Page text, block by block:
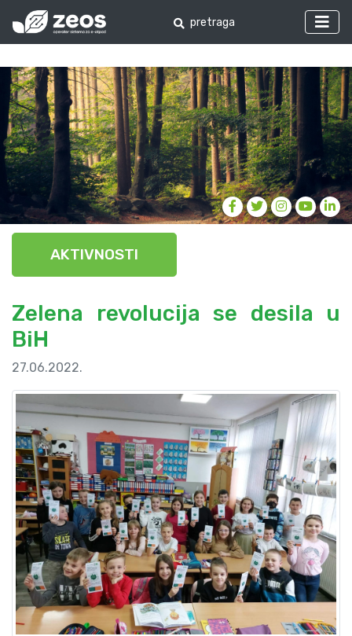
AKTIVNOSTI
Zelena revolucija se desila u
BiH
27.06.2022.